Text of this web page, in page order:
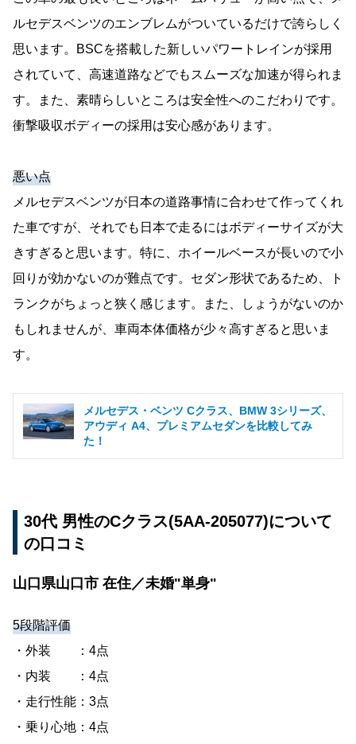
ルセデスベンツのエンブレムがついているだけで誇らしく
思います。BSCを搭載した新しいパワートレインが採用
されていて、高速道路などでもスムーズな加速が得られま
す。また、素晴らしいところは安全性へのこだわりです。
衝撃吸収ボディーの採用は安心感があります。
悪い点
メルセデスベンツが日本の道路事情に合わせて作ってくれ
た車ですが、それでも日本で走るにはボディーサイズが大
きすぎると思います。特に、ホイールベースが長いので小
回りが効かないのが難点です。セダン形状であるため、ト
ランクがちょっと狭く感じます。また、しょうがないのか
もしれませんが、車両本体価格が少々高すぎると思いま
す。
メルセデス・ベンツ Cクラス、BMW 3シリーズ、
アウディ A4、プレミアムセダンを比較してみ
た！
30代 男性のCクラス(5AA-205077)について
の口コミ
山口県山口市 在住／未婚"単身"
5段階評価
・外装 ：4点
・内装 ：4点
・走行性能：3点
・乗り心地：4点